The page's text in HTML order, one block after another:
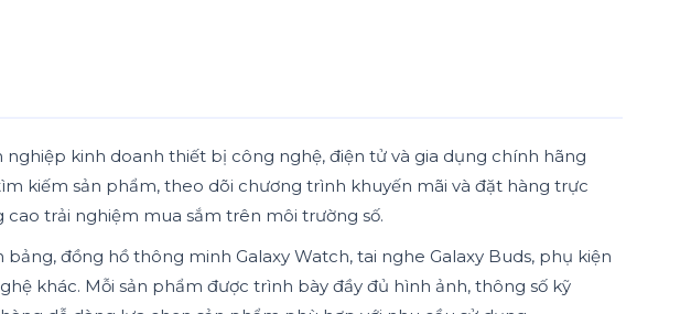
kinh doanh thiết bị công nghệ, điện tử và gia dụng chính hãng
kiếm sản phẩm, theo dõi chương trình khuyến mãi và đặt hàng trực
trải nghiệm mua sắm trên môi trường số.
đồng hồ thông minh Galaxy Watch, tai nghe Galaxy Buds, phụ kiện
khác. Mỗi sản phẩm được trình bày đầy đủ hình ảnh, thông số kỹ